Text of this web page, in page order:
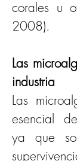
corales u
2008).
Las
industria
Las
esencial
ya que